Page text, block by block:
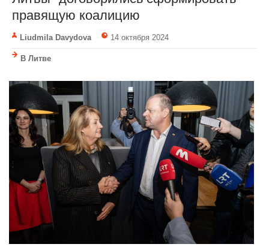
правящую коалицию
Liudmila Davydova 14 октября 2024
В Литве